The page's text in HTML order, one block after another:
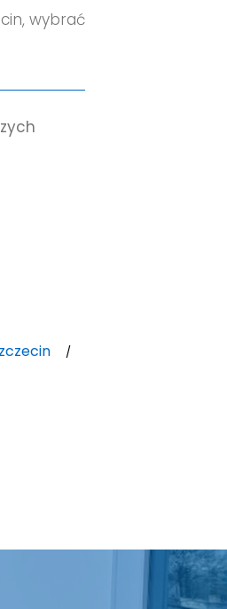
, wybrać